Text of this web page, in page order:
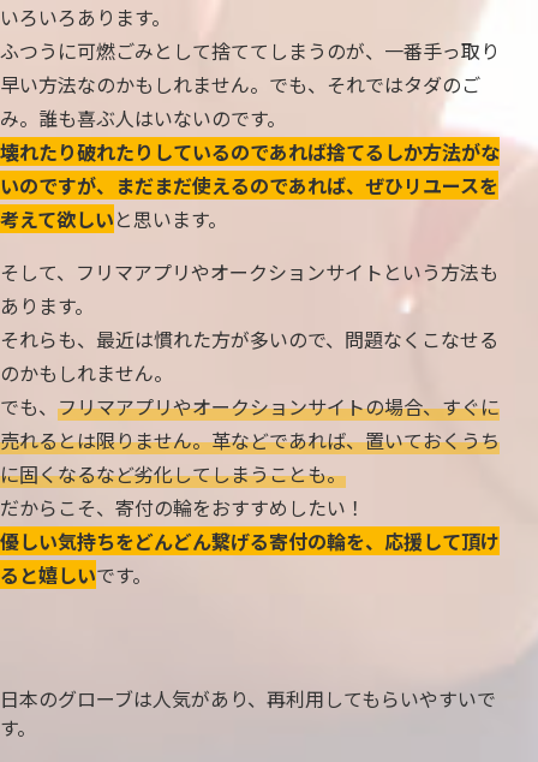
いろいろあります。
ふつうに可燃ごみとして捨ててしまうのが、一番手っ取り
早い方法なのかもしれません。でも、それではタダのご
み。誰も喜ぶ人はいないのです。
壊れたり破れたりしているのであれば捨てるしか方法がな
いのですが、まだまだ使えるのであれば、ぜひリユースを
考えて欲しいと思います。
そして、フリマアプリやオークションサイトという方法も
あります。
それらも、最近は慣れた方が多いので、問題なくこなせる
のかもしれません。
でも、 フリマアプリやオークションサイトの場合、すぐに
売れるとは限りません。革などであれば、置いておくうち
に固くなるなど劣化してしまうことも。
だからこそ、寄付の輪をおすすめしたい！
優しい気持ちをどんどん繋げる寄付の輪を、応援して頂け
ると嬉しいです。
日本のグローブは人気があり、再利用してもらいやすいで
す。